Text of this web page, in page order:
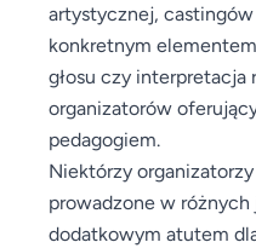
artystycznej,
konkretnym
głosu czy interpretacja
organizatorów
pedagogiem.
Niektórzy
prowadzone w
dodatkowym atutem